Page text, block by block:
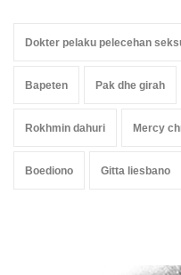
Dokter pelaku pelecehan
Bapeten Pak dhe girah
Rokhmin dahuri Mercy
Boediono Gitta liesbano